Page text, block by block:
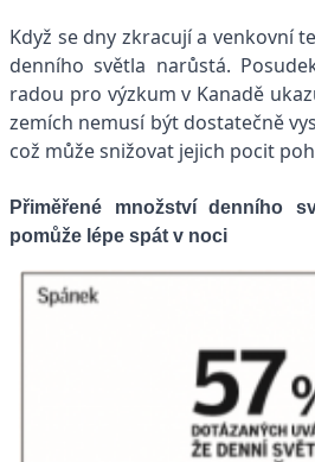
Když se dny zkracují a venkovní
denního světla narůstá.
radou pro výzkum v Kanadě
zemích nemusí být dostatečně
což může snižovat jejich pocit
Přiměřené množství denního
pomůže lépe spát v noci